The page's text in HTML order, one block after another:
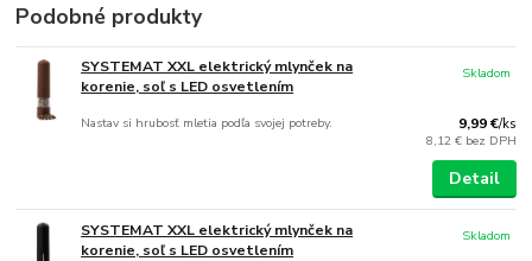
Podobné produkty
SYSTEMAT XXL elektrický mlynček na
korenie, soľ s LED osvetlením
Nastav si hrubosť mletia podľa svojej potreby. 9,99 €/ks
8,12 € bez DPH
Skladom
Detail
SYSTEMAT XXL elektrický mlynček na
korenie, soľ s LED osvetlením
Skladom